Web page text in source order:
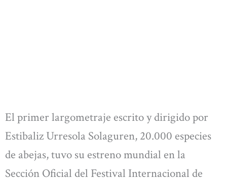
El primer largometraje escrito y dirigido por
Estibaliz Urresola Solaguren, 20.000 especies
de abejas, tuvo su estreno mundial en la
Sección Oficial del Festival Internacional de